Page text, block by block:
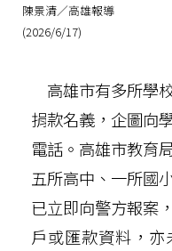
陳景清／高雄報導
(2026/6/17)
高雄市有多所學
捐款名義，企圖向
電話。高雄市教育
五所高中、一所國
已立即向警方報案
戶或匯款資料，